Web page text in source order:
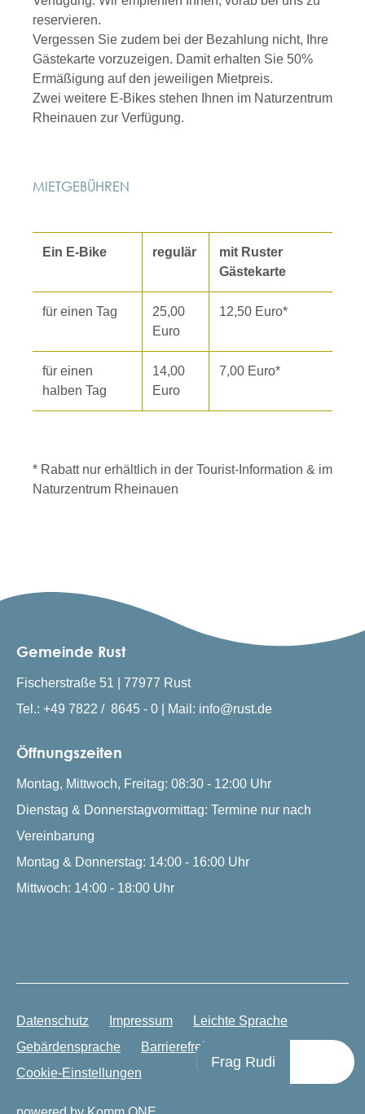
reservieren.
Vergessen Sie zudem bei der Bezahlung nicht, Ihre
Gästekarte vorzuzeigen. Damit erhalten Sie 50%
Ermäßigung auf den jeweiligen Mietpreis.
Zwei weitere E-Bikes stehen Ihnen im Naturzentrum
Rheinauen zur Verfügung.
MIETGEBÜHREN
Ein E-Bike regulär
mit Ruster
Gästekarte
für einen Tag
25,00
Euro
12,50 Euro*
für einen
halben Tag
14,00
Euro
7,00 Euro*
* Rabatt nur erhältlich in der Tourist-Information & im
Naturzentrum Rheinauen
Gemeinde Rust
Fischerstraße 51 | 77977 Rust
Tel.: +49 7822 / 8645 - 0 | Mail: info@rust.de
Öffnungszeiten
Montag, Mittwoch, Freitag: 08:30 - 12:00 Uhr
Dienstag & Donnerstagvormittag: Termine nur nach
Vereinbarung
Montag & Donnerstag: 14:00 - 16:00 Uhr
Mittwoch: 14:00 - 18:00 Uhr
Frag Rudi
Datenschutz Impressum
Leichte Sprache
Gebärdensprache
Barrierefreiheit
Cookie-Einstellungen